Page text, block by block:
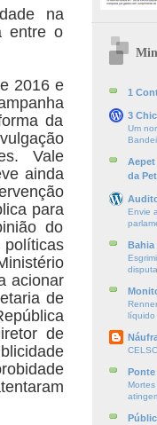
na
entre o
2016 e
da
Vale
ainda
para
do
acionar
de
de
1
3
Um
da
Envie
Bahia
líquido